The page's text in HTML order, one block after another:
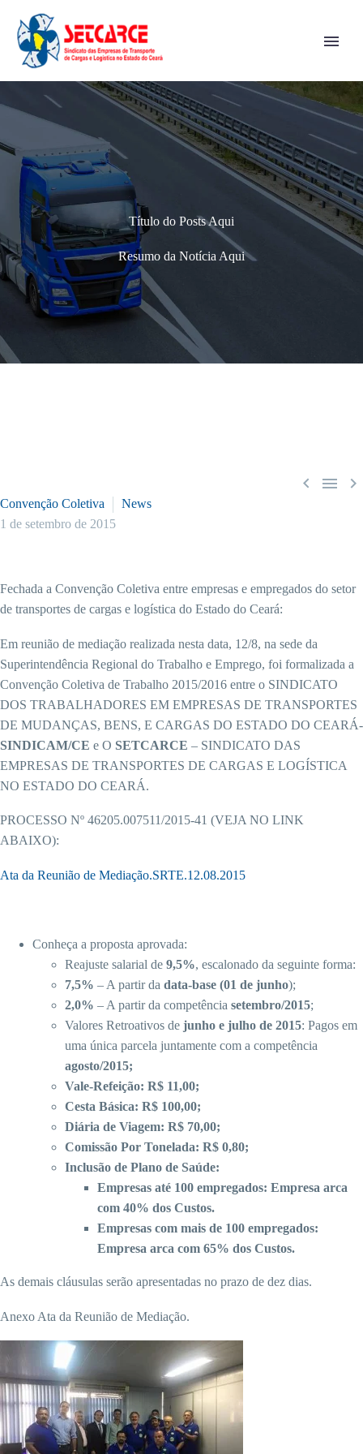
Título do Posts Aqui
Resumo da Notícia Aqui
  
Convenção Coletiva
News
1 de setembro de 2015
Fechada a Convenção Coletiva entre empresas e empregados do setor
de transportes de cargas e logística do Estado do Ceará:
Em reunião de mediação realizada nesta data, 12/8, na sede da
Superintendência Regional do Trabalho e Emprego, foi formalizada a
Convenção Coletiva de Trabalho 2015/2016 entre o SINDICATO
DOS TRABALHADORES EM EMPRESAS DE TRANSPORTES
DE MUDANÇAS, BENS, E CARGAS DO ESTADO DO CEARÁ-
SINDICAM/CE e O SETCARCE – SINDICATO DAS
EMPRESAS DE TRANSPORTES DE CARGAS E LOGÍSTICA
NO ESTADO DO CEARÁ.
PROCESSO Nº 46205.007511/2015-41 (VEJA NO LINK
ABAIXO):
Ata da Reunião de Mediação.SRTE.12.08.2015
Conheça a proposta aprovada:
Reajuste salarial de 9,5%, escalonado da seguinte forma:
7,5% – A partir da data-base (01 de junho);
2,0% – A partir da competência setembro/2015;
Valores Retroativos de junho e julho de 2015: Pagos em
uma única parcela juntamente com a competência
agosto/2015;
Vale-Refeição: R$ 11,00;
Cesta Básica: R$ 100,00;
Diária de Viagem: R$ 70,00;
Comissão Por Tonelada: R$ 0,80;
Inclusão de Plano de Saúde:
Empresas até 100 empregados: Empresa arca
com 40% dos Custos.
Empresas com mais de 100 empregados:
Empresa arca com 65% dos Custos.
As demais cláusulas serão apresentadas no prazo de dez dias.
Anexo Ata da Reunião de Mediação.